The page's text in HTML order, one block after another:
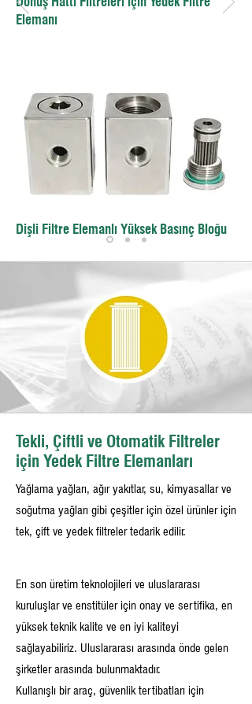
Elemanı
Dişli Filtre Elemanlı Yüksek Basınç Bloğu
Tekli, Çiftli ve Otomatik Filtreler
için Yedek Filtre Elemanları
Yağlama yağları, ağır yakıtlar, su, kimyasallar ve
soğutma yağları gibi çeşitler için özel ürünler için
tek, çift ve yedek filtreler tedarik edilir.
En son üretim teknolojileri ve uluslararası
kuruluşlar ve enstitüler için onay ve sertifika, en
yüksek teknik kalite ve en iyi kaliteyi
sağlayabiliriz. Uluslararası arasında önde gelen
şirketler arasında bulunmaktadır.
Kullanışlı bir araç, güvenlik tertibatları için